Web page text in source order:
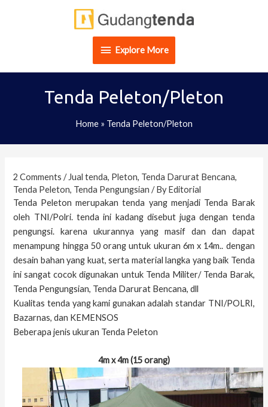
Explore
MoreExplore More
Tenda Peleton/Pleton
Home » Tenda Peleton/Pleton
2 Comments / Jual tenda, Pleton, Tenda Darurat Bencana,
Tenda Peleton, Tenda Pengungsian / ByEditorial
Tenda Peleton merupakan tenda yang menjadi Tenda Barak
oleh TNI/Polri. tenda ini kadang disebut juga dengan tenda
pengungsi. karena ukurannya yang masif dan dan dapat
menampung hingga 50 orang untuk ukuran 6m x 14m.. dengan
desain bahan yang kuat, serta material langka yang baik Tenda
ini sangat cocok digunakan untuk Tenda Militer/ Tenda Barak,
Tenda Pengungsian, Tenda Darurat Bencana, dll
Kualitas tenda yang kami gunakan adalah standar TNI/POLRI,
Bazarnas, dan KEMENSOS
Beberapa jenis ukuran Tenda Peleton
4m x 4m (15 orang)